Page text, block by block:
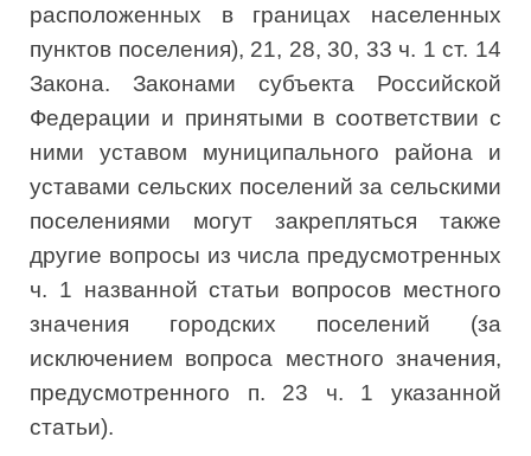
расположенных в границах населенных
пунктов поселения), 21, 28, 30, 33 ч. 1 ст. 14
Закона. Законами субъекта Российской
Федерации и принятыми в соответствии с
ними уставом муниципального района и
уставами сельских поселений за сельскими
поселениями могут закрепляться также
другие вопросы из числа предусмотренных
ч. 1 названной статьи вопросов местного
значения городских поселений (за
исключением вопроса местного значения,
предусмотренного п. 23 ч. 1 указанной
статьи).